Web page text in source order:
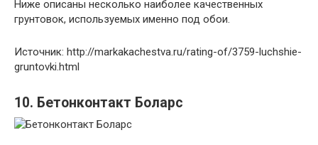
Ниже описаны несколько наиболее качественных
грунтовок, используемых именно под обои.
Источник: http://markakachestva.ru/rating-of/3759-luchshie-
gruntovki.html
10. Бетонконтакт Боларс